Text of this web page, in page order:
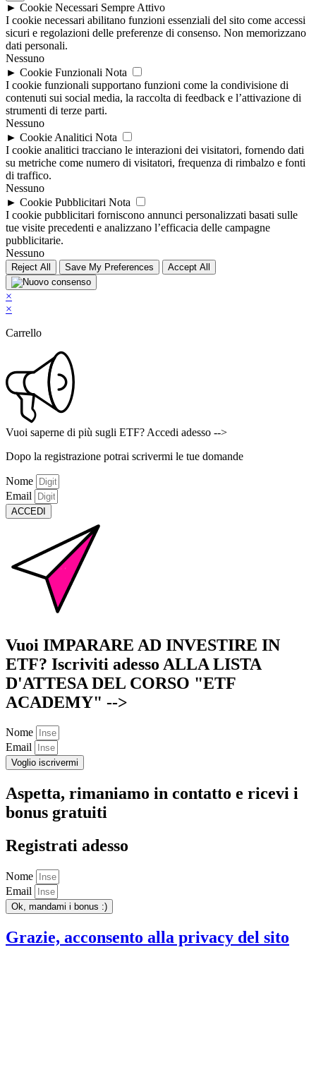
► Cookie Necessari Sempre Attivo
I cookie necessari abilitano funzioni essenziali del sito come accessi
sicuri e regolazioni delle preferenze di consenso. Non memorizzano
dati personali.
Nessuno
► Cookie Funzionali Nota
I cookie funzionali supportano funzioni come la condivisione di
contenuti sui social media, la raccolta di feedback e l’attivazione di
strumenti di terze parti.
Nessuno
► Cookie Analitici Nota
I cookie analitici tracciano le interazioni dei visitatori, fornendo dati
su metriche come numero di visitatori, frequenza di rimbalzo e fonti
di traffico.
Nessuno
► Cookie Pubblicitari Nota
I cookie pubblicitari forniscono annunci personalizzati basati sulle
tue visite precedenti e analizzano l’efficacia delle campagne
pubblicitarie.
Nessuno
Reject All Save My Preferences Accept All
×
×
Carrello
Vuoi saperne di più sugli ETF? Accedi adesso -->
Dopo la registrazione potrai scrivermi le tue domande
Nome
Email
ACCEDI
Vuoi IMPARARE AD INVESTIRE IN
ETF? Iscriviti adesso ALLA LISTA
D'ATTESA DEL CORSO "ETF
ACADEMY" -->
Nome
Email
Voglio iscrivermi
Aspetta, rimaniamo in contatto e ricevi i
bonus gratuiti
Registrati adesso
Nome
Email
Ok, mandami i bonus :)
Grazie, acconsento alla privacy del sito